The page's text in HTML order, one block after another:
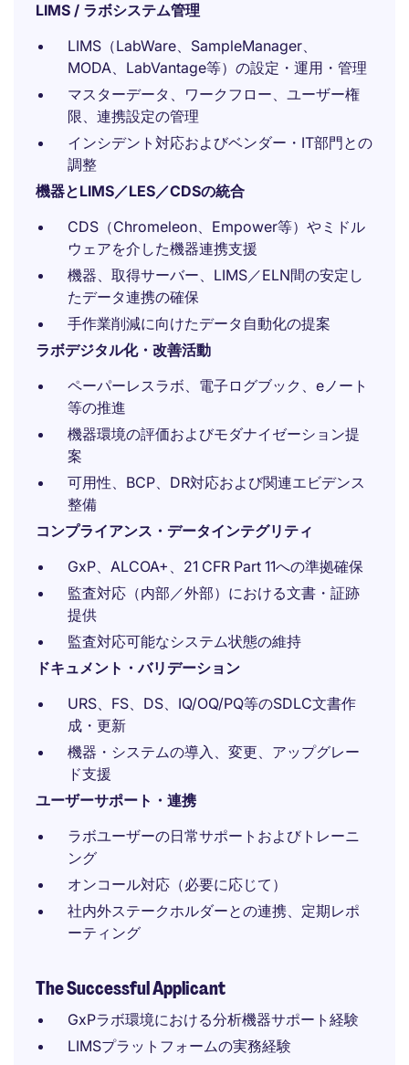
LIMS / ラボシステム管理
LIMS（LabWare、SampleManager、
MODA、LabVantage等）の設定・運用・管理
マスターデータ、ワークフロー、ユーザー権
限、連携設定の管理
インシデント対応およびベンダー・IT部門との
調整
機器とLIMS／LES／CDSの統合
CDS（Chromeleon、Empower等）やミドル
ウェアを介した機器連携支援
機器、取得サーバー、LIMS／ELN間の安定し
たデータ連携の確保
手作業削減に向けたデータ自動化の提案
ラボデジタル化・改善活動
ペーパーレスラボ、電子ログブック、eノート
等の推進
機器環境の評価およびモダナイゼーション提
案
可用性、BCP、DR対応および関連エビデンス
整備
コンプライアンス・データインテグリティ
GxP、ALCOA+、21 CFR Part 11への準拠確保
監査対応（内部／外部）における文書・証跡
提供
監査対応可能なシステム状態の維持
ドキュメント・バリデーション
URS、FS、DS、IQ/OQ/PQ等のSDLC文書作
成・更新
機器・システムの導入、変更、アップグレー
ド支援
ユーザーサポート・連携
ラボユーザーの日常サポートおよびトレーニ
ング
オンコール対応（必要に応じて）
社内外ステークホルダーとの連携、定期レポ
ーティング
The Successful Applicant
GxPラボ環境における分析機器サポート経験
LIMSプラットフォームの実務経験